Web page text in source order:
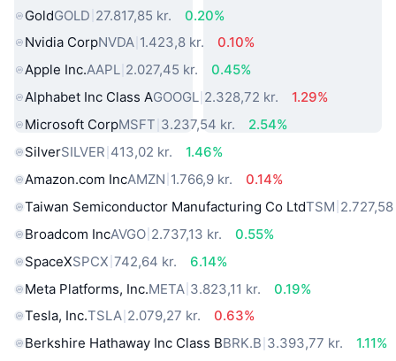
GoldGOLD 27.817,85 kr.
0.20%
Nvidia CorpNVDA 1.423,8 kr.
0.10%
Apple Inc.AAPL 2.027,45 kr.
0.45%
Alphabet Inc Class AGOOGL 2.328,72 kr.
1.29%
Microsoft CorpMSFT 3.237,54 kr.
2.54%
SilverSILVER 413,02 kr.
1.46%
Amazon.com IncAMZN 1.766,9 kr.
0.14%
Taiwan Semiconductor Manufacturing Co LtdTSM
Broadcom IncAVGO 2.737,13 kr.
0.55%
SpaceXSPCX 742,64 kr.
6.14%
Meta Platforms, Inc.META 3.823,11 kr.
0.19%
Tesla, Inc.TSLA 2.079,27 kr.
0.63%
Berkshire Hathaway Inc Class BBRK.B 3.393,77 kr.
1.11%